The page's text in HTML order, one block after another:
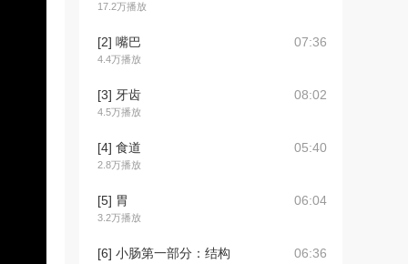
17.2万播放
[2] 嘴巴
4.4万播放
07:36
[3] 牙齿
4.5万播放
08:02
[4] 食道
2.8万播放
05:40
[5] 胃
3.2万播放
06:04
[6] 小肠第一部分：结构 06:36